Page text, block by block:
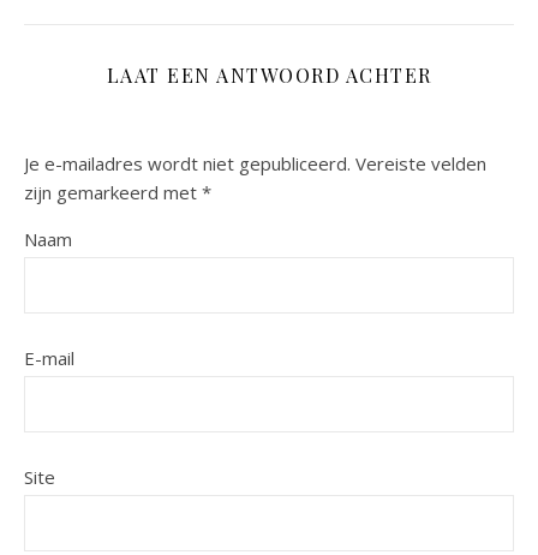
LAAT EEN ANTWOORD ACHTER
Je e-mailadres wordt niet gepubliceerd. Vereiste velden
zijn gemarkeerd met *
Naam
E-mail
Site